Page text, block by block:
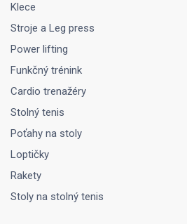
Klece
Stroje a Leg press
Power lifting
Funkčný trénink
Cardio trenažéry
Stolný tenis
Poťahy na stoly
Loptičky
Rakety
Stoly na stolný tenis